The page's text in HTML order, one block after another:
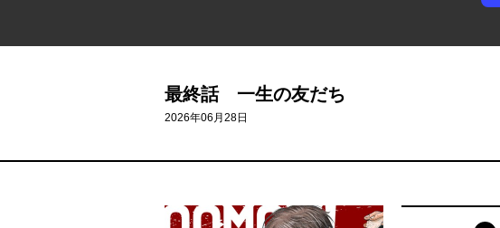
最終話 一生の友だち
2026年06月28日